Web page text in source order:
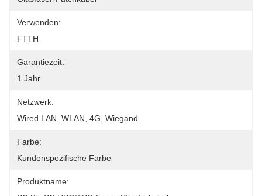
Verwenden:
FTTH
Garantiezeit:
1 Jahr
Netzwerk:
Wired LAN, WLAN, 4G, Wiegand
Farbe:
Kundenspezifische Farbe
Produktname: